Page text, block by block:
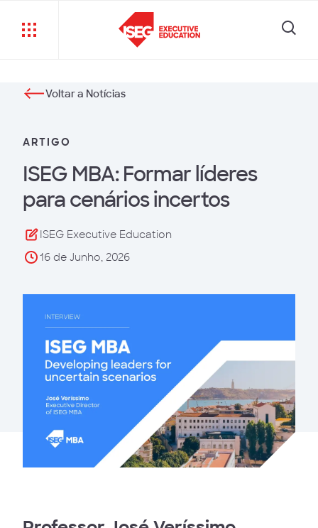
Voltar a Notícias
ARTIGO
ISEG MBA: Formar líderes
para cenários incertos
ISEG Executive Education
16 de Junho, 2026